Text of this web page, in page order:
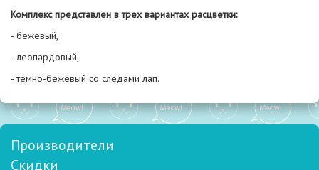
Комплекс представлен в трех вариантах расцветки:
- бежевый,
- леопардовый,
- темно-бежевый со следами лап.
Производители
Скидки